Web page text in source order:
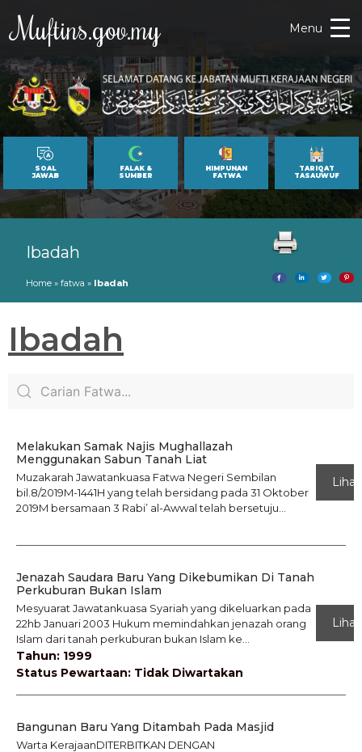
Muftins.gov.my Menu
SOAL
JAWAB
FALAK &
SUMBER
HIMPUNAN
FATWA
TARIQAT
TASAUWUF
Ibadah
Home » fatwa » Ibadah
Ibadah
Melakukan Samak Najis Mughallazah
Menggunakan Sabun Tanah Liat
Muzakarah Jawatankuasa Fatwa Negeri Sembilan
bil.8/2019M-1441H yang telah bersidang pada 31 Oktober
2019M bersamaan 3 Rabi’ al-Awwal telah bersetuju...
Lihat
Jenazah Saudara Baru Yang Dikebumikan Di Tanah
Perkuburan Bukan Islam
Mesyuarat Jawatankuasa Syariah yang dikeluarkan pada
22hb Januari 2003 Hukum memindahkan jenazah orang
Islam dari tanah perkuburan bukan Islam ke...
Tahun: 1999
Status Pewartaan: Tidak Diwartakan
Lihat
Bangunan Baru Yang Ditambah Pada Masjid
Warta KerajaanDITERBITKAN DENGAN